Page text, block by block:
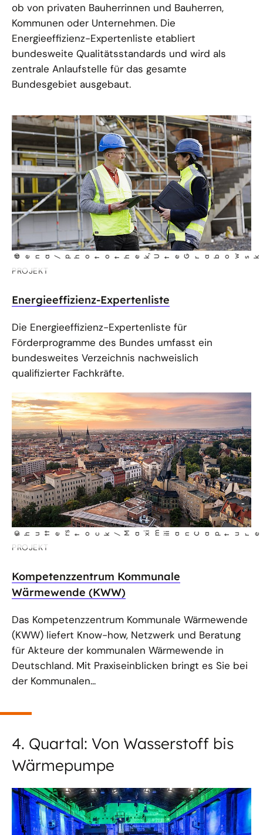
ob von privaten Bauherrinnen und Bauherren,
Kommunen oder Unternehmen. Die
Energieeffizienz-Expertenliste etabliert
bundesweite Qualitätsstandards und wird als
zentrale Anlaufstelle für das gesamte
Bundesgebiet ausgebaut.
©
dena/photothek
, U
te G r
abo
w
PROJEKT
Energieeffizienz-Expertenliste
Die Energieeffizienz-Expertenliste für
Förderprogramme des Bundes umfasst ein
bundesweites Verzeichnis nachweislich
qualifizierter Fachkräfte.
©
shut t
er s
tock /
Max im i
l
ianCap
PROJEKT
Kompetenzzentrum Kommunale
Wärmewende (KWW)
Das Kompetenzzentrum Kommunale Wärmewende
(KWW) liefert Know-how, Netzwerk und Beratung
für Akteure der kommunalen Wärmewende in
Deutschland. Mit Praxiseinblicken bringt es Sie bei
der Kommunalen...
4. Quartal: Von Wasserstoff bis
Wärmepumpe